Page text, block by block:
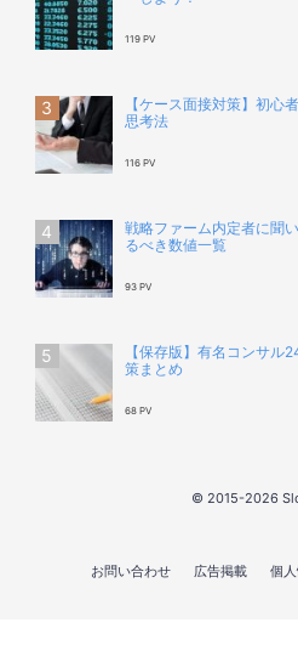
119 PV
【ケース面接対策】初心
思考法
116 PV
戦略ファーム内定者に聞
るべき数値一覧
93 PV
【保存版】有名コンサル
策まとめ
68 PV
© 2015-2026
お問い合わせ 広告掲載 個